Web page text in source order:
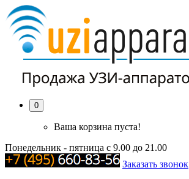
0
Ваша корзина пуста!
Понедельник - пятница с 9.00 до 21.00
Заказать звонок